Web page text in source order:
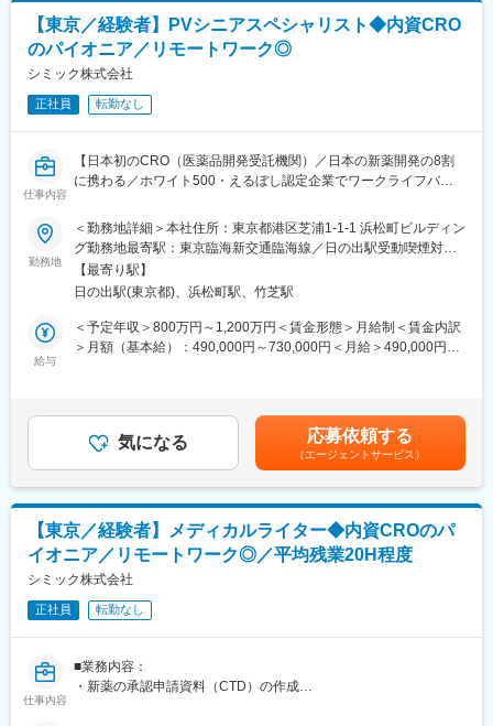
【就業環境の魅力】
■フレックスタイム制、在宅勤務制度（週4日まで）、時短勤務制
度など、効率的に働ける環境が整っています。
■有給取得率70％など、ワークライフバランスを重視する社風で
す。
■育休、産休後の復職率は100％を維持しています。
【当社の強み】
臨床試験の国際化が急速に進む現在、グローバル・スタディに対
応できることが必須となっています。英語でコミュニケーション
提案やリーダーシップが求められています。既にエイツーヘルス
ケアではグローバル･スタディ経験のあるスタッフは350名を超
え、さらなるグローバル対応力強化のため社内の研修プログラム
の充実を図っています。また、社内組織体制もグローバル・スタ
サポートするIH（In-House）-CRAも配置しています。クライアン
トのご要望に応じて、アジア各国での開発に関する戦略・薬事コ
グローバルCROの1つであり世界70ヶ国に15,000人以上のスタッ
フを擁するPRA Health Sciences社と日本における治験実施に関
する戦略的パートナーシップ契約を締結しています。
変更の範囲：会社の定める業務
【東京／経験者】PVシニアスペシャリスト◆内資CRO
のパイオニア／リモートワーク◎
シミック株式会社
正社員 転勤なし
仕事内容
【日本初のCRO（医薬品開発受託機関）／日本の新薬開発の8割
に携わる／ホワイト500・えるぼし認定企業でワークライフバラ
■業務内容
◇PVのプロジェクト推進、次世代を担う後進メンバーの育成
プロジェクトチームの中心としてリーダーシップをとり、若手担
当者へのOJTや後進メンバーの育成に積極的に関与していただき
ます。場合によっては、自らプロジェクトのリーダーとして、プ
ロジェクトの運営をお願いする場合もあります。
※チームはクライアント別に数名から10名以上で構成されていま
していただきます。
例）日本企業の海外展開に関する支援（SOP作成支援、海外提携
先との安全性交換契約作成支援等）、海外企業の日本法人設立に
ご経験に応じて、管理職ポジションとして部の運営をお任せする
可能性もございます。
■CMIC PVの特徴
シミックでは、開発段階から審査、市販後、再審査に至るまでの
医薬品のライフサイクル全般に渡るリスクマネジメント業務に携
わることができます。PV業務の本質を深く理解し、高品質なアウ
トプットや、高い提案力を実現しています。
定型作業はRPAやAIの導入による業務効率化を積極的に進めてい
ます。
勤務地
＜勤務地詳細＞本社住所：東京都港区芝浦1-1-1 浜松町ビルディン
グ勤務地最寄駅：東京臨海新交通臨海線／日の出駅受動喫煙対
策：屋内全面禁煙変更の範囲：会社の定める事業所（リモートワ
ーク含む）
【最寄り駅】
日の出駅(東京都)、浜松町駅、竹芝駅
給与
＜予定年収＞800万円～1,200万円＜賃金形態＞月給制＜賃金内訳
＞月額（基本給）：490,000円～730,000円＜月給＞490,000円～
も目安の金額であり、選考を通じて上下する可能性があります。
月給(月額)は固定手当を含めた表記です。
気になる 応募依頼する
（エージェントサービス）
【東京／経験者】メディカルライター◆内資CROのパ
イオニア／リモートワーク◎／平均残業20H程度
シミック株式会社
正社員 転勤なし
仕事内容
■業務内容：
・新薬の承認申請資料（CTD）の作成